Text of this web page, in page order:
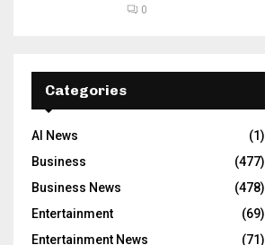
0
Categories
AI News
(1)
Business
(477)
Business News
(478)
Entertainment
(69)
Entertainment News
(71)